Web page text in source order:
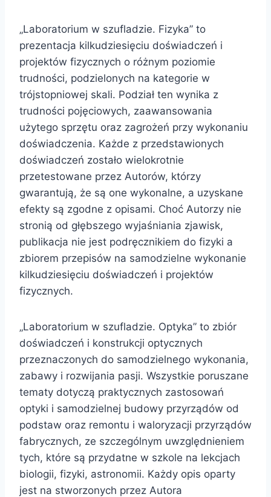
„Laboratorium w szufladzie. Fizyka” to
prezentacja kilkudziesięciu doświadczeń i
projektów fizycznych o różnym poziomie
trudności, podzielonych na kategorie w
trójstopniowej skali. Podział ten wynika z
trudności pojęciowych, zaawansowania
użytego sprzętu oraz zagrożeń przy wykonaniu
doświadczenia. Każde z przedstawionych
doświadczeń zostało wielokrotnie
przetestowane przez Autorów, którzy
gwarantują, że są one wykonalne, a uzyskane
efekty są zgodne z opisami. Choć Autorzy nie
stronią od głębszego wyjaśniania zjawisk,
publikacja nie jest podręcznikiem do fizyki a
zbiorem przepisów na samodzielne wykonanie
kilkudziesięciu doświadczeń i projektów
fizycznych.
„Laboratorium w szufladzie. Optyka” to zbiór
doświadczeń i konstrukcji optycznych
przeznaczonych do samodzielnego wykonania,
zabawy i rozwijania pasji. Wszystkie poruszane
tematy dotyczą praktycznych zastosowań
optyki i samodzielnej budowy przyrządów od
podstaw oraz remontu i waloryzacji przyrządów
fabrycznych, ze szczególnym uwzględnieniem
tych, które są przydatne w szkole na lekcjach
biologii, fizyki, astronomii. Każdy opis oparty
jest na stworzonych przez Autora